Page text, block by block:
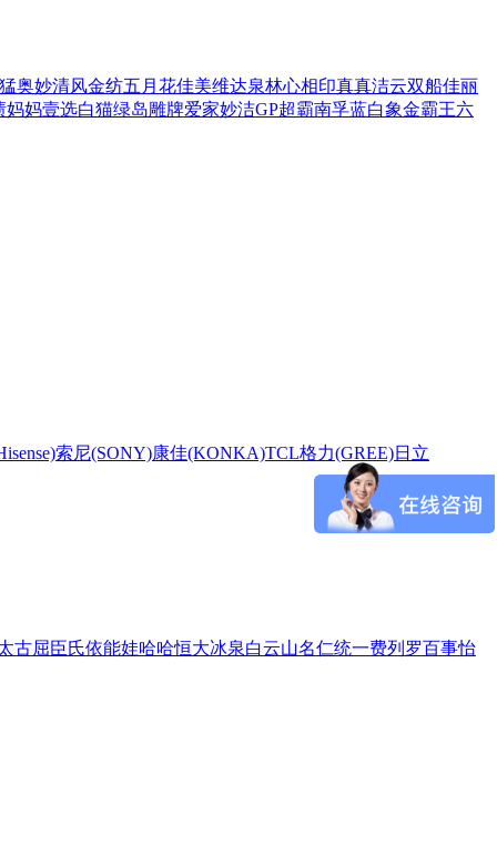
奥妙清风金纺五月花佳美维达泉林心相印真真洁云双船佳丽
妈妈壹选白猫绿岛雕牌爱家妙洁GP超霸南孚蓝白象金霸王六
索尼(SONY)康佳(KONKA)TCL格力(GREE)日立
古屈臣氏依能娃哈哈恒大冰泉白云山名仁统一费列罗百事怡